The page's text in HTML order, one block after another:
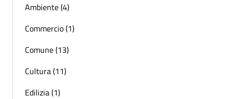
Ambiente (4)
Commercio (1)
Comune (13)
Cultura (11)
Edilizia (1)